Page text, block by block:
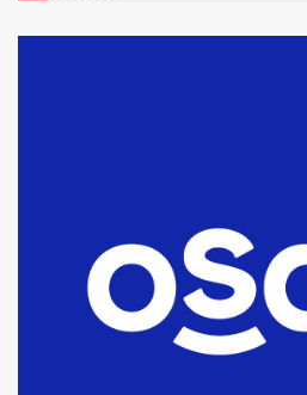
fueron
comercialización
tarde del sábado
T.Lauquen: se
lo que fue la